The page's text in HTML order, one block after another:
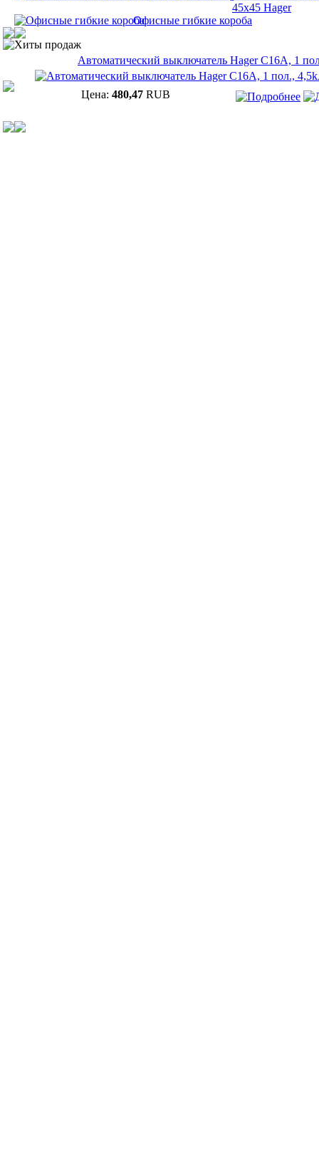
45х45 Hager
Офисные гибкие короба
Хиты продаж
Автоматический выключатель Hager C16A, 1
Цена: 480,47 RUB